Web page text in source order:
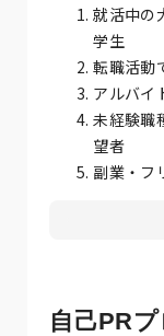
就活中の
学生
転職活動
アルバイ
未経験職
望者
副業・フ
自己PR